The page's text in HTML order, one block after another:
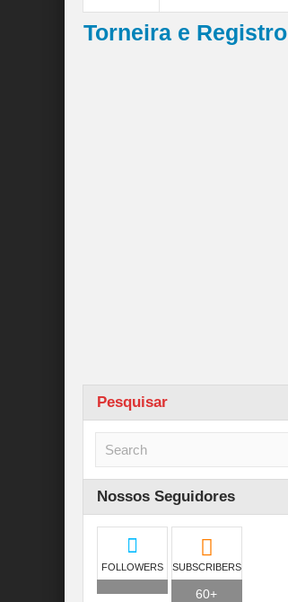
Torneira e Registro
Pesquisar
Nossos Seguidores
FOLLOWERS SUBSCRIBERS
60+